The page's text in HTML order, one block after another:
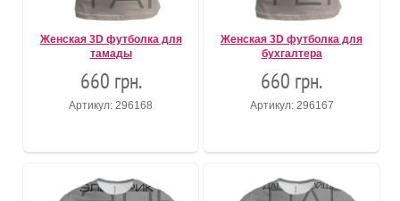
Женская 3D футболка для
тамады
660 грн.
Артикул: 296168
Женская 3D футболка для
бухгалтера
660 грн.
Артикул: 296167